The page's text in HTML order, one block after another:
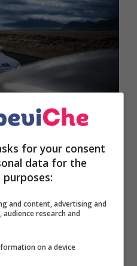
ricevere una multa non
molti non sanno che a
o non volete pagarla
possibilecontestarla.
i
il caso di contestarla.
for your consent
data for the
and content, advertising and
research and
on a device